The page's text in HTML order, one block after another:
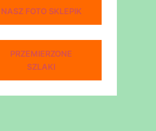
NASZ FOTO SKLEPIK
PRZEMIERZONE
SZLAKI